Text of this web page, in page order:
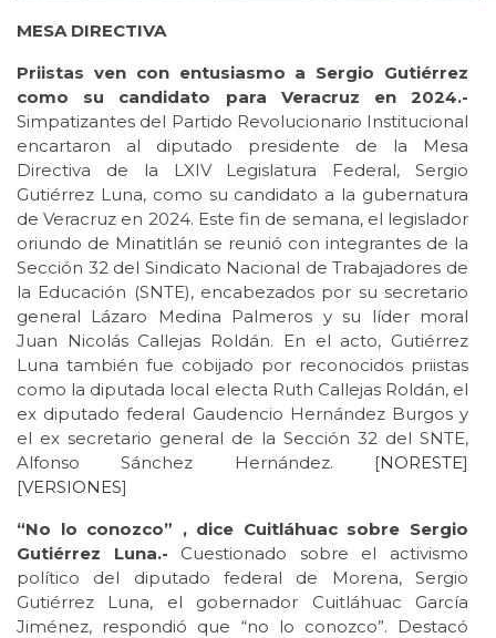
MESA DIRECTIVA
Priistas ven con entusiasmo a Sergio Gutiérrez
como su candidato para Veracruz en 2024.-
Simpatizantes del Partido Revolucionario Institucional
encartaron al diputado presidente de la Mesa
Directiva de la LXIV Legislatura Federal, Sergio
Gutiérrez Luna, como su candidato a la gubernatura
de Veracruz en 2024. Este fin de semana, el legislador
oriundo de Minatitlán se reunió con integrantes de la
Sección 32 del Sindicato Nacional de Trabajadores de
la Educación (SNTE), encabezados por su secretario
general Lázaro Medina Palmeros y su líder moral
Juan Nicolás Callejas Roldán. En el acto, Gutiérrez
Luna también fue cobijado por reconocidos priistas
como la diputada local electa Ruth Callejas Roldán, el
ex diputado federal Gaudencio Hernández Burgos y
el ex secretario general de la Sección 32 del SNTE,
Alfonso Sánchez Hernández. [NORESTE]
[VERSIONES]
“No lo conozco” , dice Cuitláhuac sobre Sergio
Gutiérrez Luna.- Cuestionado sobre el activismo
político del diputado federal de Morena, Sergio
Gutiérrez Luna, el gobernador Cuitláhuac García
Jiménez, respondió que “no lo conozco”. Destacó